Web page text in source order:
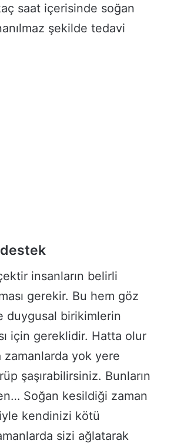
saat içerisinde soğan
şekilde tedavi
insanların belirli
gerekir. Bu hem göz
duygusal birikimlerin
için gereklidir. Hatta olur
zamanlarda yok yere
şaşırabilirsiniz. Bunların
Soğan kesildiği zaman
kendinizi kötü
sizi ağlatarak